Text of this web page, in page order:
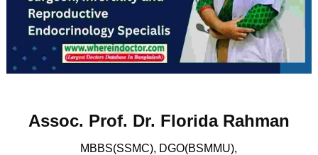
Assoc. Prof. Dr. Florida Rahman
MBBS(SSMC), DGO(BSMMU),